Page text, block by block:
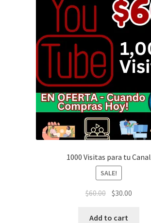
1000 Visitas para tu Canal
SALE!
$60.00 $30.00
Add to cart